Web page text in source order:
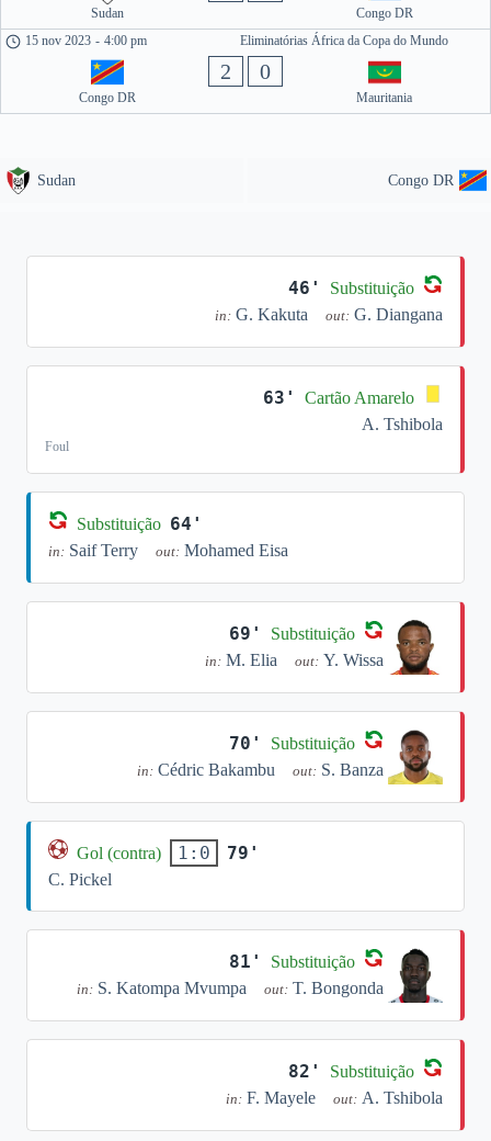
Sudan
Congo DR
Eliminatórias África da Copa do Mundo
15 nov 2023 - 4:00 pm
Congo DR
2 0
Mauritania
Sudan Congo DR
46' Substituição
in: G. Kakuta out: G. Diangana
63'
Cartão Amarelo
A. Tshibola
Foul
Substituição 64'
in: Saif Terry out: Mohamed Eisa
69' Substituição
in: M. Elia out: Y. Wissa
70' Substituição
in: Cédric Bakambu out: S. Banza
Gol (contra) 1:0 79'
C. Pickel
81' Substituição
in: S. Katompa Mvumpa out: T. Bongonda
82' Substituição
in: F. Mayele out: A. Tshibola